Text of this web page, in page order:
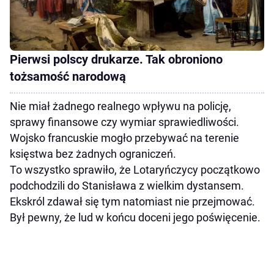
Pierwsi polscy drukarze. Tak obroniono
tożsamość narodową
Nie miał żadnego realnego wpływu na policję,
sprawy finansowe czy wymiar sprawiedliwości.
Wojsko francuskie mogło przebywać na terenie
księstwa bez żadnych ograniczeń.
To wszystko sprawiło, że Lotaryńczycy początkowo
podchodzili do Stanisława z wielkim dystansem.
Ekskról zdawał się tym natomiast nie przejmować.
Był pewny, że lud w końcu doceni jego poświęcenie.